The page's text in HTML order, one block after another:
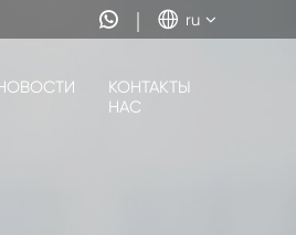
  ru
КОНТАКТЫ
НАС